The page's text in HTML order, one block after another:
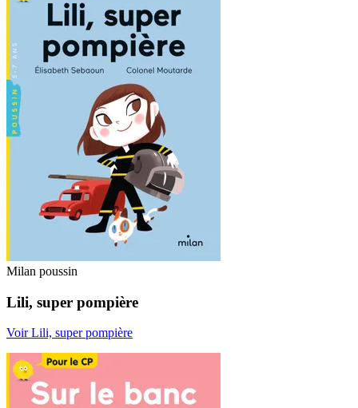
Milan poussin
Lili, super pompière
Voir Lili, super pompière